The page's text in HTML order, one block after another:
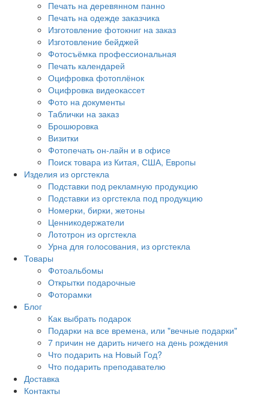
Печать на деревянном панно
Печать на одежде заказчика
Изготовление фотокниг на заказ
Изготовление бейджей
Фотосъёмка профессиональная
Печать календарей
Оцифровка фотоплёнок
Оцифровка видеокассет
Фото на документы
Таблички на заказ
Брошюровка
Визитки
Фотопечать он-лайн и в офисе
Поиск товара из Китая, США, Европы
Изделия из оргстекла
Подставки под рекламную продукцию
Подставки из оргстекла под продукцию
Номерки, бирки, жетоны
Ценникодержатели
Лототрон из оргстекла
Урна для голосования, из оргстекла
Товары
Фотоальбомы
Открытки подарочные
Фоторамки
Блог
Как выбрать подарок
Подарки на все времена, или "вечные подарки"
7 причин не дарить ничего на день рождения
Что подарить на Новый Год?
Что подарить преподавателю
Доставка
Контакты